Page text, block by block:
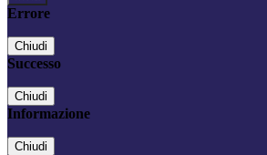
Errore
Chiudi
Successo
Chiudi
Informazione
Chiudi